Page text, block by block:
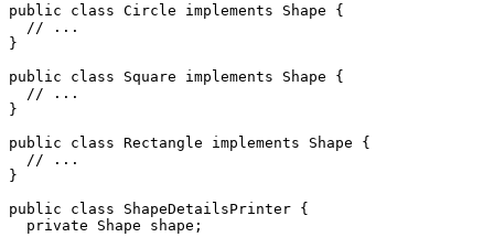
public class Circle implements Shape {
  // ...
}
public class Square implements Shape {
  // ...
}
public class Rectangle implements Shape {
  // ...
}
public class ShapeDetailsPrinter {
  private Shape shape;